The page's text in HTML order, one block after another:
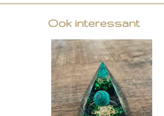
Ook interessant